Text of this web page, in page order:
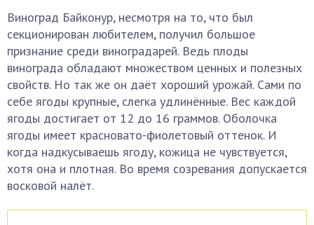
Виноград Байконур, несмотря на то, что был
секционирован любителем, получил большое
признание среди виноградарей. Ведь плоды
винограда обладают множеством ценных и полезных
свойств. Но так же он даёт хороший урожай. Сами по
себе ягоды крупные, слегка удлинённые. Вес каждой
ягоды достигает от 12 до 16 граммов. Оболочка
ягоды имеет красновато-фиолетовый оттенок. И
когда надкусываешь ягоду, кожица не чувствуется,
хотя она и плотная. Во время созревания допускается
восковой налёт.